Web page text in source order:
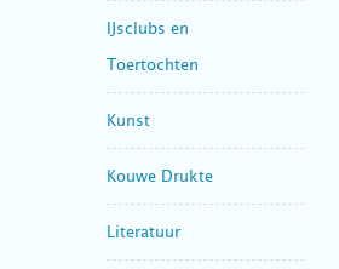
IJsclubs en
Toertochten
Kunst
Kouwe Drukte
Literatuur